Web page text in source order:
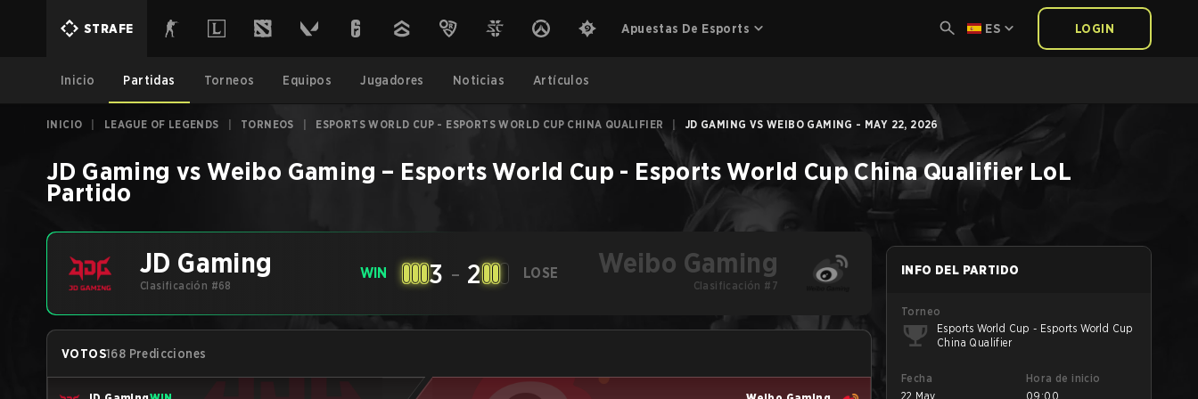
STRAFE Apuestas De Esports ES LOGIN
Inicio Partidas Torneos Equipos Jugadores Noticias Artículos
INICIO LEAGUE OF LEGENDS TORNEOS ESPORTS WORLD CUP - ESPORTS WORLD CUP CHINA QUALIFIER JD GAMING VS WEIBO GAMING - MAY 22, 2026
JD Gaming vs Weibo Gaming – Esports World Cup - Esports World Cup China Qualifier LoL
Partido
JD Gaming
Clasificación #68
WIN 3 - 2 LOSE Weibo Gaming
Clasificación #7
VOTOS168 Predicciones
INFO DEL PARTIDO
Torneo
Esports World Cup - Esports World Cup
China Qualifier
Fecha
22 May
Hora de inicio
09:00